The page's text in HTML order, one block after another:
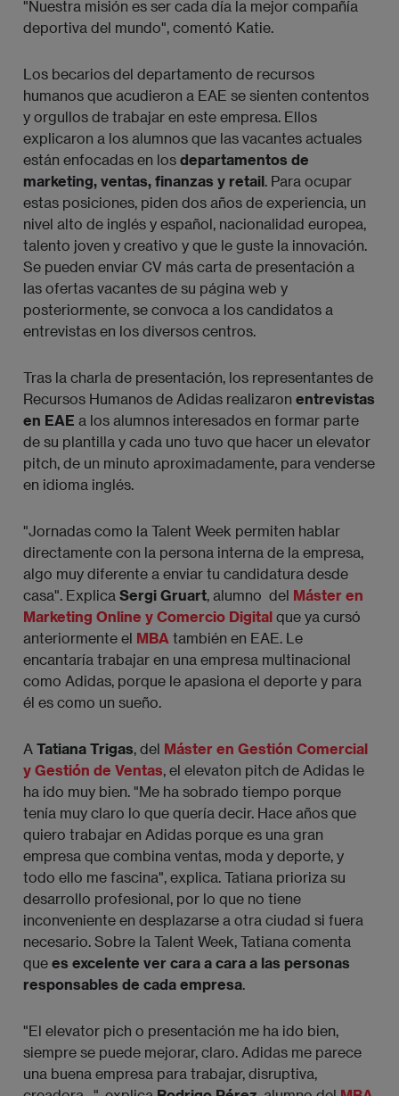
"Nuestra misión es ser cada día la mejor compañía
deportiva del mundo", comentó Katie.
Los becarios del departamento de recursos
humanos que acudieron a EAE se sienten contentos
y orgullos de trabajar en este empresa. Ellos
explicaron a los alumnos que las vacantes actuales
están enfocadas en los departamentos de
marketing, ventas, finanzas y retail. Para ocupar
estas posiciones, piden dos años de experiencia, un
nivel alto de inglés y español, nacionalidad europea,
talento joven y creativo y que le guste la innovación.
Se pueden enviar CV más carta de presentación a
las ofertas vacantes de su página web y
posteriormente, se convoca a los candidatos a
entrevistas en los diversos centros.
Tras la charla de presentación, los representantes de
Recursos Humanos de Adidas realizaron entrevistas
en EAE a los alumnos interesados en formar parte
de su plantilla y cada uno tuvo que hacer un elevator
pitch, de un minuto aproximadamente, para venderse
en idioma inglés.
"Jornadas como la Talent Week permiten hablar
directamente con la persona interna de la empresa,
algo muy diferente a enviar tu candidatura desde
casa". Explica Sergi Gruart, alumno del Máster en
Marketing Online y Comercio Digital que ya cursó
anteriormente el MBA también en EAE. Le
encantaría trabajar en una empresa multinacional
como Adidas, porque le apasiona el deporte y para
él es como un sueño.
A Tatiana Trigas, del Máster en Gestión Comercial
y Gestión de Ventas, el elevaton pitch de Adidas le
ha ido muy bien. "Me ha sobrado tiempo porque
tenía muy claro lo que quería decir. Hace años que
quiero trabajar en Adidas porque es una gran
empresa que combina ventas, moda y deporte, y
todo ello me fascina", explica. Tatiana prioriza su
desarrollo profesional, por lo que no tiene
inconveniente en desplazarse a otra ciudad si fuera
necesario. Sobre la Talent Week, Tatiana comenta
que es excelente ver cara a cara a las personas
responsables de cada empresa.
"El elevator pich o presentación me ha ido bien,
siempre se puede mejorar, claro. Adidas me parece
una buena empresa para trabajar, disruptiva,